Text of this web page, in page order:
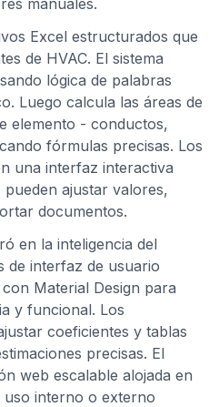
manuales.
Excel estructurados que
de HVAC. El sistema
lógica de palabras
Luego calcula las áreas de
elemento - conductos,
fórmulas precisas. Los
una interfaz interactiva
ajustar valores,
documentos.
en la inteligencia del
de interfaz de usuario
Material Design para
y funcional. Los
coeficientes y tablas
precisas. El
web escalable alojada en
uso interno o externo